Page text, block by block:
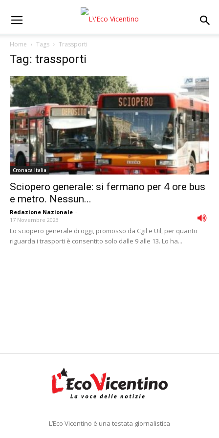
Home Tags Trassporti
Tag: trassporti
Cronaca Italia
Sciopero generale: si fermano per 4 ore bus
e metro. Nessun...
Redazione Nazionale -
17 Novembre 2023
Lo sciopero generale di oggi, promosso da Cgil e Uil, per quanto
riguarda i trasporti è consentito solo dalle 9 alle 13. Lo ha...
L’Eco Vicentino è una testata giornalistica